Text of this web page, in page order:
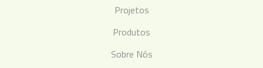
Projetos
Produtos
Sobre Nós